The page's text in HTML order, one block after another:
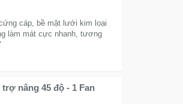
cáp, bề mặt lưới kim loại
làm mát cực nhanh, tương
nâng 45 độ - 1 Fan